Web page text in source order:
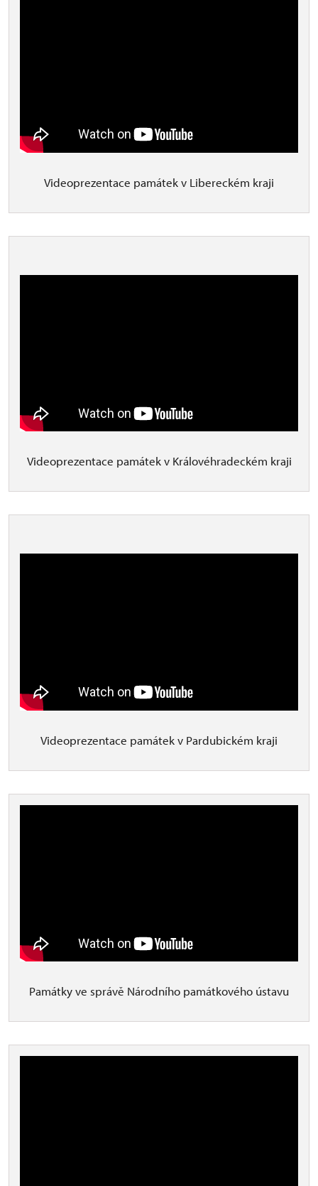
Videoprezentace památek v Libereckém kraji
Videoprezentace památek v Královéhradeckém kraji
Videoprezentace památek v Pardubickém kraji
Památky ve správě Národního památkového ústavu